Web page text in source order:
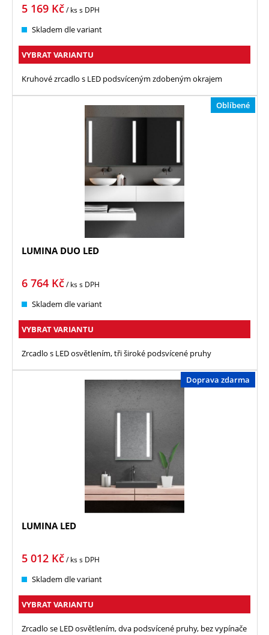
5 169 Kč/ kss DPH
Skladem dle variant
VYBRAT VARIANTU
Kruhové zrcadlo s LED podsvíceným zdobeným okrajem
Oblíbené
LUMINA DUO LED
6 764 Kč/ kss DPH
Skladem dle variant
VYBRAT VARIANTU
Zrcadlo s LED osvětlením, tři široké podsvícené pruhy
Doprava zdarma
LUMINA LED
5 012 Kč/ kss DPH
Skladem dle variant
VYBRAT VARIANTU
Zrcadlo se LED osvětlením, dva podsvícené pruhy, bez vypínače